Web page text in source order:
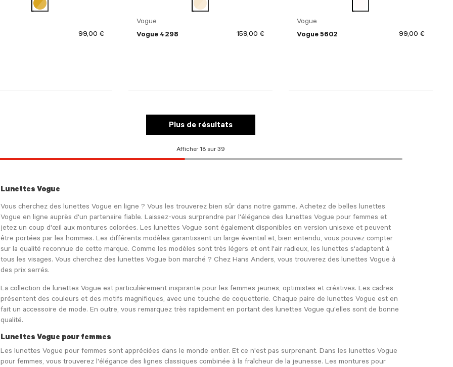
99,00 €
Vogue
Vogue 4298
159,00 €
Vogue
Vogue 5602
99,00 €
Plus de résultats
Afficher 18 sur 39
Lunettes Vogue
Vous cherchez des lunettes Vogue en ligne ? Vous les trouverez bien sûr dans notre gamme. Achetez de belles lunettes
Vogue en ligne auprès d'un partenaire fiable. Laissez-vous surprendre par l'élégance des lunettes Vogue pour femmes et
jetez un coup d'œil aux montures colorées. Les lunettes Vogue sont également disponibles en version unisexe et peuvent
être portées par les hommes. Les différents modèles garantissent un large éventail et, bien entendu, vous pouvez compter
sur la qualité reconnue de cette marque. Comme les modèles sont très légers et ont l'air radieux, les lunettes s'adaptent à
tous les visages. Vous cherchez des lunettes Vogue bon marché ? Chez Hans Anders, vous trouverez des lunettes Vogue à
des prix serrés.
La collection de lunettes Vogue est particulièrement inspirante pour les femmes jeunes, optimistes et créatives. Les cadres
présentent des couleurs et des motifs magnifiques, avec une touche de coquetterie. Chaque paire de lunettes Vogue est en
fait un accessoire de mode. En outre, vous remarquez très rapidement en portant des lunettes Vogue qu'elles sont de bonne
qualité.
Lunettes Vogue pour femmes
Les lunettes Vogue pour femmes sont appréciées dans le monde entier. Et ce n'est pas surprenant. Dans les lunettes Vogue
pour femmes, vous trouverez l'élégance des lignes classiques combinée à la fraîcheur de la jeunesse. Les montures pour